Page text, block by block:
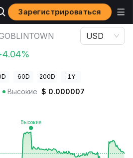
Зарегистрироваться
goblintown GOBLINTOWN
USD
60D 200D 1Y
Высокие $ 0.000007